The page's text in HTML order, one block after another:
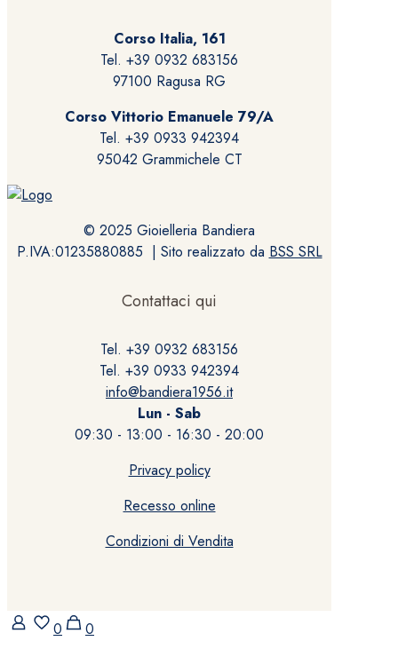
Corso Italia, 161
Tel. +39 0932 683156
97100 Ragusa RG
Corso Vittorio Emanuele 79/A
Tel. +39 0933 942394
95042 Grammichele CT
© 2025 Gioielleria Bandiera
P.IVA:01235880885 | Sito realizzato da BSS SRL
Contattaci qui
Tel. +39 0932 683156
Tel. +39 0933 942394
info@bandiera1956.it
Lun - Sab
09:30 - 13:00 - 16:30 - 20:00
Privacy policy
Recesso online
Condizioni di Vendita
0
0